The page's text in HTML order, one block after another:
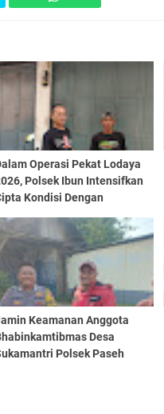
Operasi Pekat Lodaya
Polsek Ibun Intensifkan
Kondisi Dengan
Pembinaan Kepada Jukir
Keamanan Anggota
Desa
Polsek Paseh